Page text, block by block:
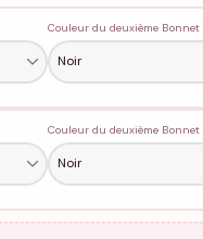
Couleur du deuxième Bonnet
Couleur du deuxième Bonnet